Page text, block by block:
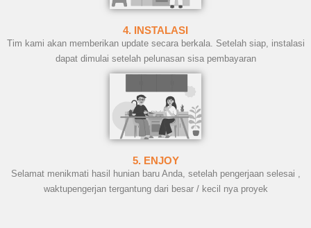
4. INSTALASI
Tim kami akan memberikan update secara berkala. Setelah siap, instalasi
dapat dimulai setelah pelunasan sisa pembayaran
5. ENJOY
Selamat menikmati hasil hunian baru Anda, setelah pengerjaan selesai ,
waktupengerjan tergantung dari besar / kecil nya proyek